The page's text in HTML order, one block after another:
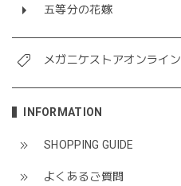
五等分の花嫁
メガニケストアオンライン
INFORMATION
SHOPPING GUIDE
よくあるご質問